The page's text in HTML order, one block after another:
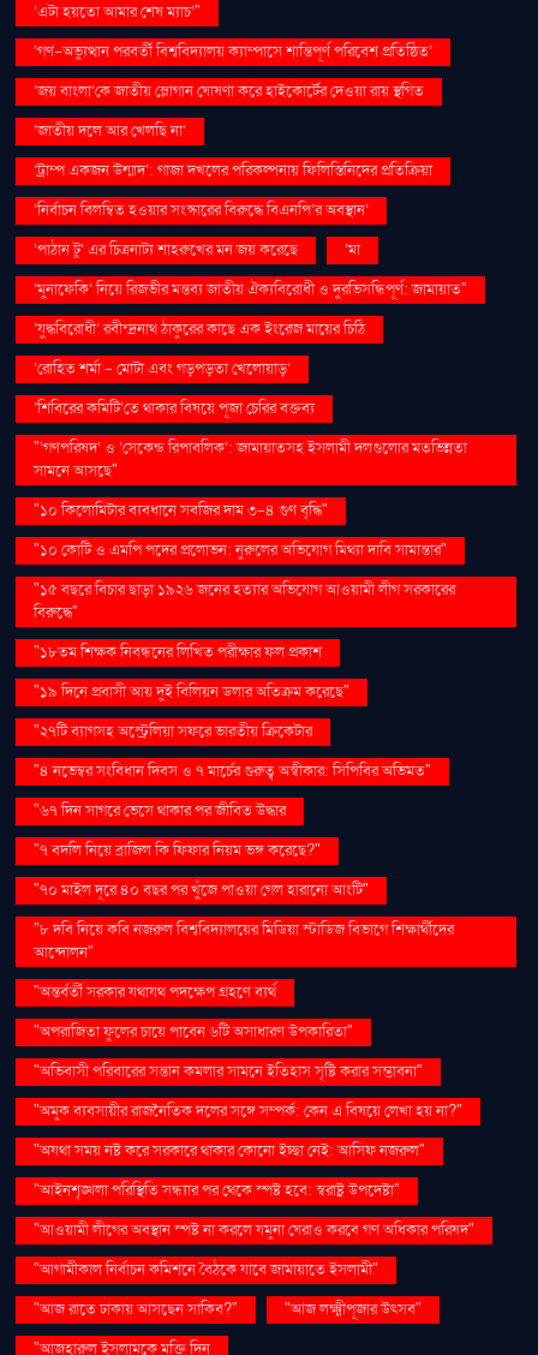
‘এটা হয়তো আমার শেষ ম্যাচ’"
‘গণ–অভ্যুত্থান পরবর্তী বিশ্ববিদ্যালয় ক্যাম্পাসে শান্তিপূর্ণ পরিবেশ প্রতিষ্ঠিত’
‘জয় বাংলা’কে জাতীয় স্লোগান ঘোষণা করে হাইকোর্টের দেওয়া রায় স্থগিত
‘জাতীয় দলে আর খেলছি না’
‘ট্রাম্প একজন উন্মাদ’: গাজা দখলের পরিকল্পনায় ফিলিস্তিনিদের প্রতিক্রিয়া
‘নির্বাচন বিলম্বিত হওয়ার সংস্কারের বিরুদ্ধে বিএনপি’র অবস্থান’
‘পাঠান টু’ এর চিত্রনাট্য শাহরুখের মন জয় করেছে
‘মা
‘মুনাফেকি’ নিয়ে রিজভীর মন্তব্য জাতীয় ঐক্যবিরোধী ও দুরভিসন্ধিপূর্ণ: জামায়াত"
‘যুদ্ধবিরোধী’ রবীন্দ্রনাথ ঠাকুরের কাছে এক ইংরেজ মায়ের চিঠি
‘রোহিত শর্মা - মোটা এবং গড়পড়তা খেলোয়াড়’
‘শিবিরের কমিটি’তে থাকার বিষয়ে পূজা চেরির বক্তব্য
"‘গণপরিষদ’ ও ‘সেকেন্ড রিপাবলিক’: জামায়াতসহ ইসলামী দলগুলোর মতভিন্নতা
সামনে আসছে"
"১০ কিলোমিটার ব্যবধানে সবজির দাম ৩-৪ গুণ বৃদ্ধি"
"১০ কোটি ও এমপি পদের প্রলোভন: নুরুলের অভিযোগ মিথ্যা দাবি সামান্তার"
"১৫ বছরে বিচার ছাড়া ১৯২৬ জনের হত্যার অভিযোগ আওয়ামী লীগ সরকারের
বিরুদ্ধে"
"১৮তম শিক্ষক নিবন্ধনের লিখিত পরীক্ষার ফল প্রকাশ
"১৯ দিনে প্রবাসী আয় দুই বিলিয়ন ডলার অতিক্রম করেছে"
"২৭টি ব্যাগসহ অস্ট্রেলিয়া সফরে ভারতীয় ক্রিকেটার
"৪ নভেম্বর সংবিধান দিবস ও ৭ মার্চের গুরুত্ব অস্বীকার: সিপিবির অভিমত"
"৬৭ দিন সাগরে ভেসে থাকার পর জীবিত উদ্ধার
"৭ বদলি নিয়ে ব্রাজিল কি ফিফার নিয়ম ভঙ্গ করেছে?"
"৭০ মাইল দূরে ৪০ বছর পর খুঁজে পাওয়া গেল হারানো আংটি"
"৮ দবি নিয়ে কবি নজরুল বিশ্ববিদ্যালয়ের মিডিয়া স্টাডিজ বিভাগে শিক্ষার্থীদের
আন্দোলন"
"অন্তর্বর্তী সরকার যথাযথ পদক্ষেপ গ্রহণে ব্যর্থ
"অপরাজিতা ফুলের চায়ে পাবেন ৬টি অসাধারণ উপকারিতা"
"অভিবাসী পরিবারের সন্তান কমলার সামনে ইতিহাস সৃষ্টি করার সম্ভাবনা"
"অমুক ব্যবসায়ীর রাজনৈতিক দলের সঙ্গে সম্পর্ক: কেন এ বিষয়ে লেখা হয় না?"
"অযথা সময় নষ্ট করে সরকারে থাকার কোনো ইচ্ছা নেই: আসিফ নজরুল"
"আইনশৃঙ্খলা পরিস্থিতি সন্ধ্যার পর থেকে স্পষ্ট হবে: স্বরাষ্ট্র উপদেষ্টা"
"আওয়ামী লীগের অবস্থান স্পষ্ট না করলে যমুনা ঘেরাও করবে গণ অধিকার পরিষদ"
"আগামীকাল নির্বাচন কমিশনে বৈঠকে যাবে জামায়াতে ইসলামী"
"আজ রাতে ঢাকায় আসছেন সাকিব?"
"আজ লক্ষ্মীপূজার উৎসব"
"আজহারুল ইসলামকে মুক্তি দিন